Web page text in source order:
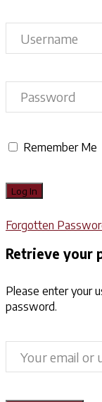
Remember Me
Forgotten
Retrieve your
Please enter your
password.